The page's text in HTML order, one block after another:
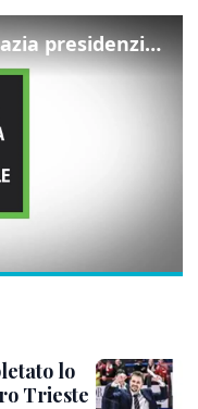
Come viene concessa la grazia presidenziale
lo
Trieste